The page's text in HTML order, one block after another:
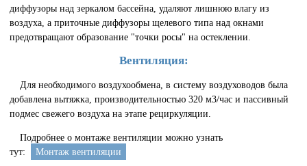
диффузоры над зеркалом бассейна, удаляют лишнюю влагу из
воздуха, а приточные диффузоры щелевого типа над окнами
предотвращают образование "точки росы" на остеклении.
Вентиляция:
Для необходимого воздухообмена, в систему воздуховодов была
добавлена вытяжка, производительностью 320 м3/час и пассивный
подмес свежего воздуха на этапе рециркуляции.
Подробнее о монтаже вентиляции можно узнать
тут:
Монтаж вентиляции